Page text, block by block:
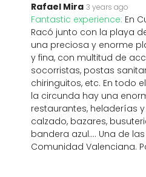
Rafael Mira 3 years ago
Fantastic experience: En
Racó junto con la playa
una preciosa y enorme
y fina, con multitud de
socorristas, postas
chiringuitos, etc. En todo
la circunda hay una
restaurantes, heladerías
calzado, bazares,
bandera azul.... Una de
Comunidad Valenciana.